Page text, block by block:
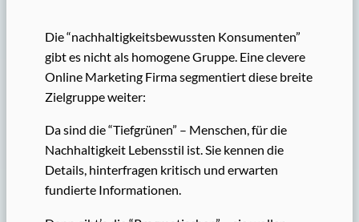
Die “nachhaltigkeitsbewussten Konsumenten”
gibt es nicht als homogene Gruppe. Eine clevere
Online Marketing Firma segmentiert diese breite
Zielgruppe weiter:
Da sind die “Tiefgrünen” – Menschen, für die
Nachhaltigkeit Lebensstil ist. Sie kennen die
Details, hinterfragen kritisch und erwarten
fundierte Informationen.